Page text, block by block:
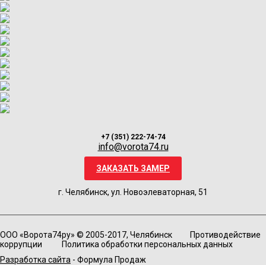
+7 (351) 222-74-74
info@vorota74.ru
ЗАКАЗАТЬ ЗАМЕР
г. Челябинск, ул. Новоэлеваторная, 51
ООО «Ворота74ру» © 2005-2017, Челябинск
Противодействие
коррупции
Политика обработки персональных данных
Разработка сайта - Формула Продаж